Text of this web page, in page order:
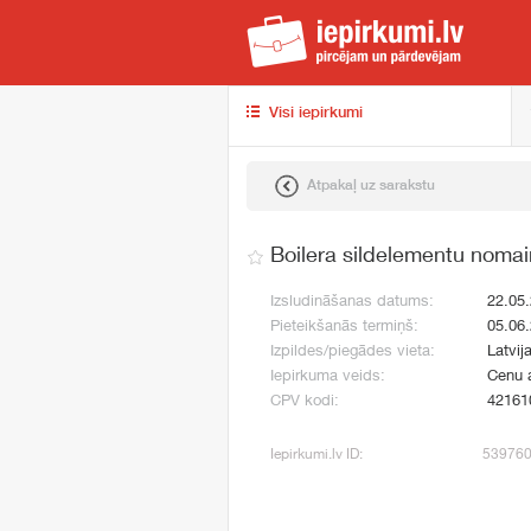
Visi iepirkumi
Atpakaļ uz sarakstu
Boilera sildelementu
Izsludināšanas datums:
Pieteikšanās termiņš:
Izpildes/piegādes vieta:
Iepirkuma veids:
Cenu
CPV kodi:
Iepirkumi.lv ID: